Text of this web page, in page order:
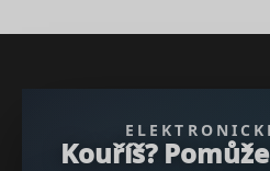
suurendamine
Kouříš?